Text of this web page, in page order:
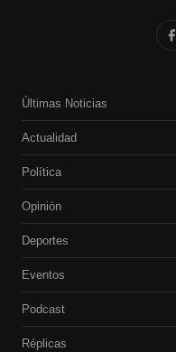
Últimas Noticias
Actualidad
Política
Opinión
Deportes
Eventos
Podcast
Réplicas